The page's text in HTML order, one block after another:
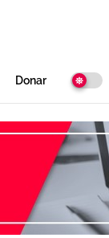
Donar